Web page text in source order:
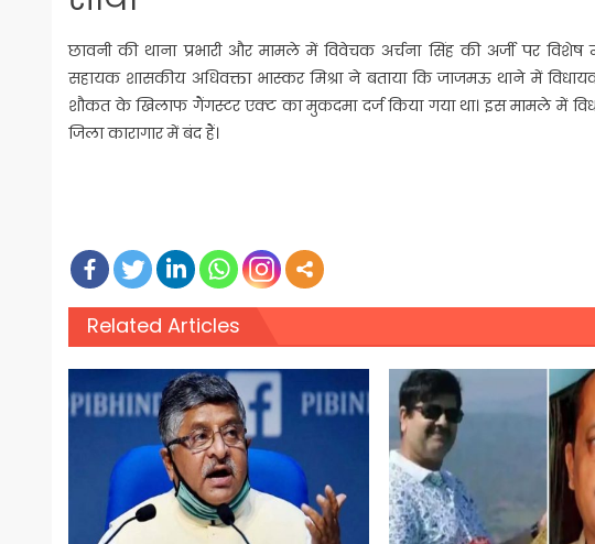
छावनी की थाना प्रभारी और मामले में विवेचक अर्चना सिंह की अर्जी पर विशेष
सहायक शासकीय अधिवक्ता भास्कर मिश्रा ने बताया कि जाजमऊ थाने में
शौकत के खिलाफ गैंगस्टर एक्ट का मुकदमा दर्ज किया गया था। इस मामले में
जिला कारागार में बंद हैं।
Related Articles